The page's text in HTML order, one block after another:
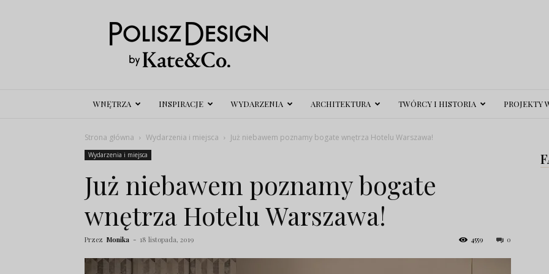
Polisz
Design
WNĘTRZA INSPIRACJE WYDARZENIA ARCHITEKTURA TWÓRCY I HISTORIA PROJEKTY
Strona główna Wydarzenia i miejsca Już niebawem poznamy bogate wnętrza Hotelu Warszawa!
Wydarzenia i miejsca
Już niebawem poznamy bogate
wnętrza Hotelu Warszawa!
Przez Monika - 18 listopada, 2019 0
4559